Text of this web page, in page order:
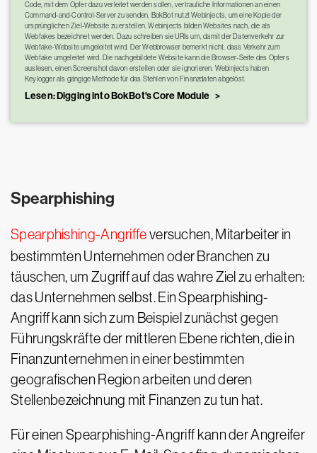
Code, mit dem Opfer dazu verleitet werden sollen, vertrauliche Informationen an einen
Command-and-Control-Server zu senden. BokBot nutzt Webinjects, um eine Kopie der
ursprünglichen Ziel-Website zu erstellen. Webinjects bilden Websites nach, die als
Webfakes bezeichnet werden. Dazu schreiben sie URIs um, damit der Datenverkehr zur
Webfake-Website umgeleitet wird. Der Webbrowser bemerkt nicht, dass Verkehr zum
Webfake umgeleitet wird. Die nachgebildete Website kann die Browser-Seite des Opfers
auslesen, einen Screenshot davon erstellen oder sie ignorieren. Webinjects haben
Keylogger als gängige Methode für das Stehlen von Finanzdaten abgelöst.
Lesen: Digging into BokBot's Core Module
Spearphishing
Spearphishing-Angriffeversuchen, Mitarbeiter in
bestimmten Unternehmen oder Branchen zu
täuschen, um Zugriff auf das wahre Ziel zu erhalten:
das Unternehmen selbst. Ein Spearphishing-
Angriff kann sich zum Beispiel zunächst gegen
Führungskräfte der mittleren Ebene richten, die in
Finanzunternehmen in einer bestimmten
geografischen Region arbeiten und deren
Stellenbezeichnung mit Finanzen zu tun hat.
Für einen Spearphishing-Angriff kann der Angreifer